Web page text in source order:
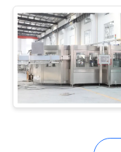
sello
la